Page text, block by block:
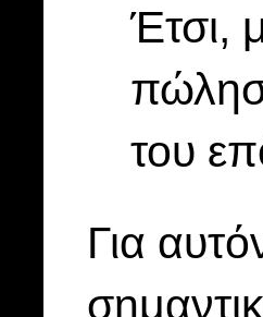
Έτσι,
του
Για